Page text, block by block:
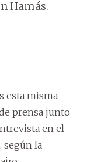
Hamás.
esta misma
prensa junto
en el
según la